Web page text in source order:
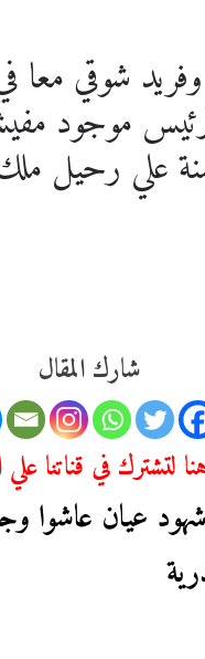
شوقي معا
الرئيس
شارك المقال
لتشترك في قناتنا
عيان عاشوا